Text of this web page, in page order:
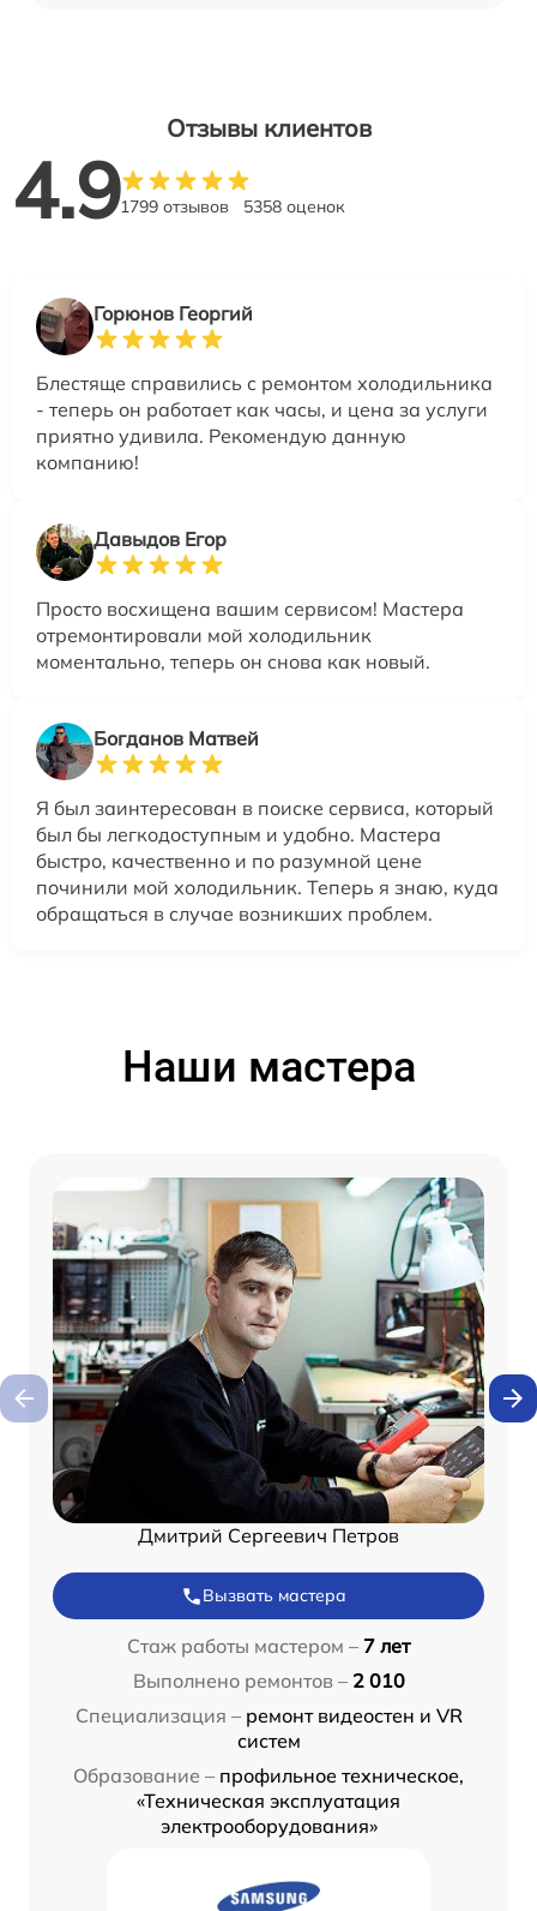
Отзывы клиентов
4.91799 отзывов 5358 оценок
Горюнов Георгий
Блестяще справились с ремонтом холодильника
- теперь он работает как часы, и цена за услуги
приятно удивила. Рекомендую данную
компанию!
Давыдов Егор
Просто восхищена вашим сервисом! Мастера
отремонтировали мой холодильник
моментально, теперь он снова как новый.
Богданов Матвей
Я был заинтересован в поиске сервиса, который
был бы легкодоступным и удобно. Мастера
быстро, качественно и по разумной цене
починили мой холодильник. Теперь я знаю, куда
обращаться в случае возникших проблем.
Наши мастера
Дмитрий Сергеевич Петров
Вызвать мастера
Стаж работы мастером – 7 лет
Выполнено ремонтов – 2 010
Специализация – ремонт видеостен и VR
систем
Образование – профильное техническое,
«Техническая эксплуатация
электрооборудования»